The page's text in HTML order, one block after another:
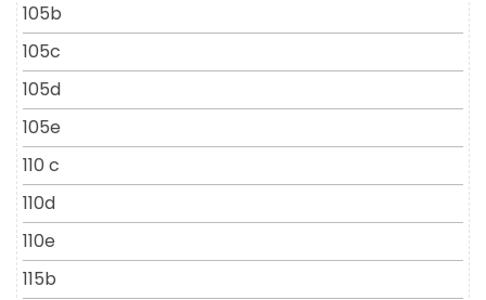
105b
105c
105d
105e
110 c
110d
110e
115b